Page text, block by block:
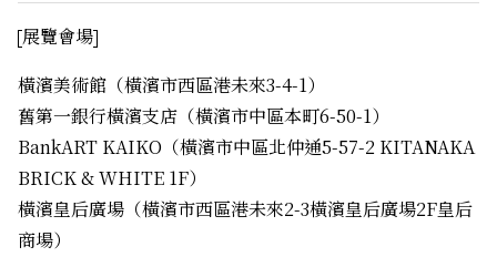
展覽會場
橫濱美術館（橫濱市西區港未來3-4-1）
舊第一銀行橫濱支店（橫濱市中區本町6-50-1）
BankART KAIKO（橫濱市中區北仲通5-57-2 KITANAKA
BRICK & WHITE 1F）
橫濱皇后廣場（橫濱市西區港未來2-3橫濱皇后廣場2F皇后
商場）